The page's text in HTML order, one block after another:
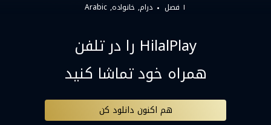
۱ فصل درام خانواده Arabic
HilalPlay را در تلفن
همراه خود تماشا کنید
هم اکنون دانلود کن